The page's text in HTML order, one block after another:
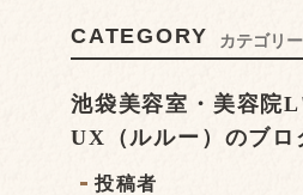
CATEGORY カテゴリー
池袋美容室・美容院
UX（ルルー）のブロ
投稿者